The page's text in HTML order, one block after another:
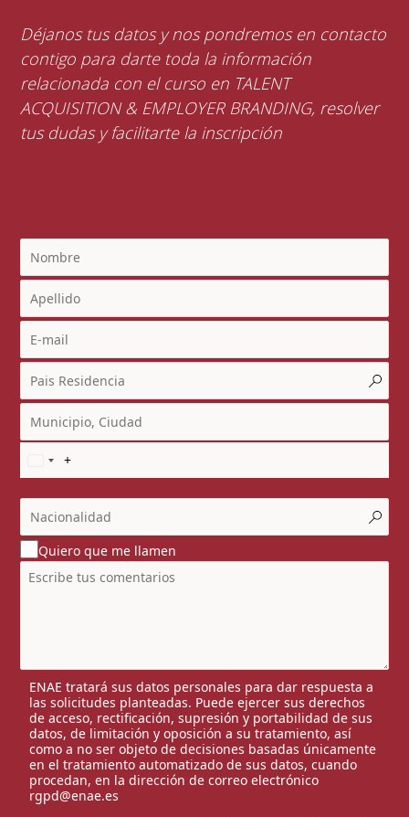
Déjanos tus datos y nos pondremos en contacto
contigo para darte toda la información
relacionada con el curso en TALENT
ACQUISITION & EMPLOYER BRANDING, resolver
tus dudas y facilitarte la inscripción
Quiero que me llamen
ENAE tratará sus datos personales para dar respuesta a
las solicitudes planteadas. Puede ejercer sus derechos
de acceso, rectificación, supresión y portabilidad de sus
datos, de limitación y oposición a su tratamiento, así
como a no ser objeto de decisiones basadas únicamente
en el tratamiento automatizado de sus datos, cuando
procedan, en la dirección de correo electrónico
rgpd@enae.es